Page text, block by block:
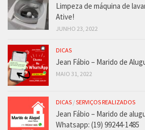
Limpeza de máquina de
Ative!
JUNHO 23, 2022
DICAS
Jean Fábio – Marido de
MAIO 31, 2022
DICAS /SERVIÇOS REALIZADOS
Jean Fábio – Marido de
Whatsapp: (19) 99244-1485